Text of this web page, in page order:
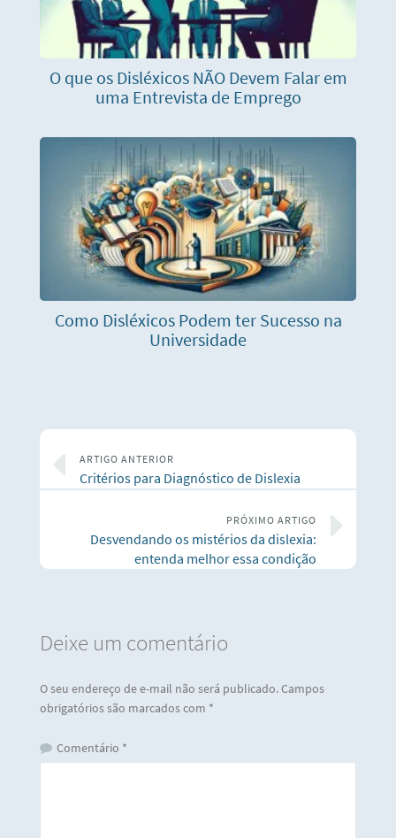
O que os Disléxicos NÃO Devem Falar em
uma Entrevista de Emprego
Como Disléxicos Podem ter Sucesso na
Universidade
ARTIGO ANTERIOR
Critérios para Diagnóstico de Dislexia
PRÓXIMO ARTIGO
Desvendando os mistérios da dislexia:
entenda melhor essa condição
Deixe um comentário
O seu endereço de e-mail não será publicado.Campos
obrigatórios são marcados com *
Comentário *